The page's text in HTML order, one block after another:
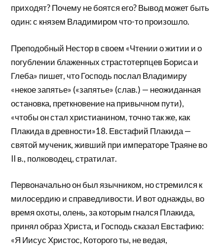
приходят? Почему не боятся его? Вывод может быть
один: с князем Владимиром что-то произошло.
Преподобный Нестор в своем «Чтении о житии и о
погублении блаженных страстотерпцев Бориса и
Глеба» пишет, что Господь послал Владимиру
«некое запятье» («запятье» (слав.) — неожиданная
остановка, преткновение на привычном пути),
«чтобы он стал христианином, точно так же, как
Плакида в древности»18. Евстафий Плакида —
святой мученик, живший при императоре Траяне во
II в., полководец, стратилат.
Первоначально он был язычником, но стремился к
милосердию и справедливости. И вот однажды, во
время охоты, олень, за которым гнался Плакида,
принял образ Христа, и Господь сказал Евстафию:
«Я Иисус Христос, Которого ты, не ведая,